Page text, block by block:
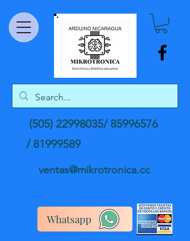
(505) 22998035/85996576
/81999589
ventas@mikrotronica.cc
Whatsapp